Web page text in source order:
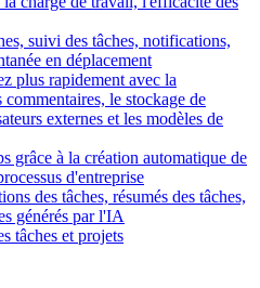
suivi des tâches, notifications,
en déplacement
plus rapidement avec la
le stockage de
externes et les modèles de
grâce à la création automatique de
d'entreprise
des tâches, résumés des tâches,
générés par l'IA
tâches et projets